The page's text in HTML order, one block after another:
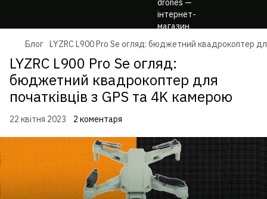
Блог LYZRC L900 Pro Se огляд: бюджетний квадрокоптер
LYZRC L900 Pro Se огляд:
бюджетний квадрокоптер для
початківців з GPS та 4K камерою
22 квітня 2023 2 коментаря